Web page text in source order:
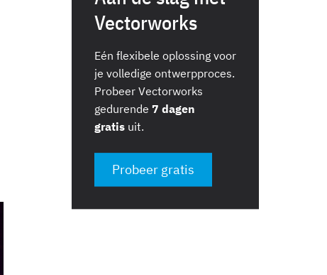
Vectorworks
Eén flexibele oplossing voor
je volledige ontwerpproces.
Probeer Vectorworks
gedurende 7 dagen
gratis uit.
Probeer gratis